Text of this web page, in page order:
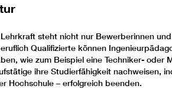
steht nicht nur Bewerberinnen
Qualifizierte können
wie zum Beispiel eine Techniker- oder
ihre Studierfähigkeit nachweisen,
Hochschule – erfolgreich beenden.